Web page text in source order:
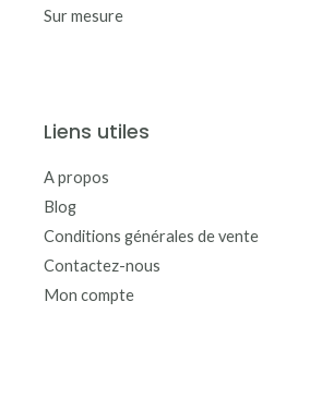
Sur mesure
Liens utiles
A propos
Blog
Conditions générales de vente
Contactez-nous
Mon compte